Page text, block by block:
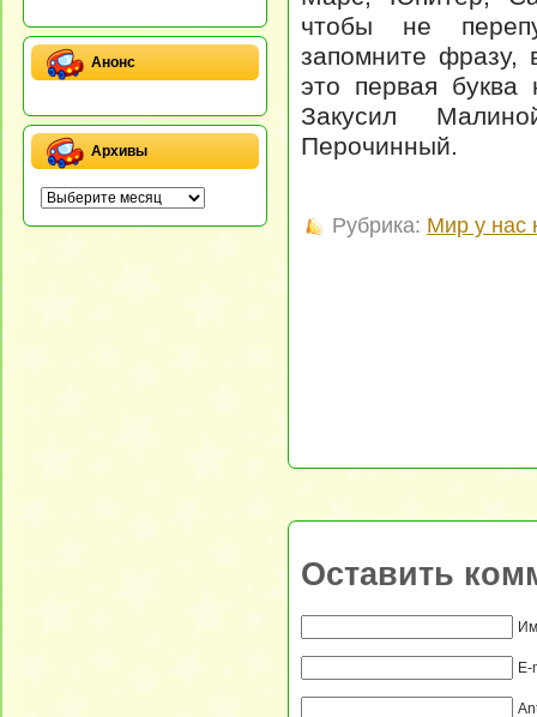
Анонс
Архивы
чтобы не
запомните фразу,
это первая буква
Закусил
Перочинный.
Рубрика: Мир у нас
Оставить
E-